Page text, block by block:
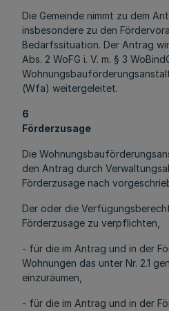
Die Gemeinde nimmt zu dem
insbesondere zu den
Bedarfssituation. Der Antrag
Abs. 2 WoFG i. V. m. § 3
(Wfa) weitergeleitet.
6
Förderzusage
Die
den Antrag durch
Förderzusage nach
Der oder die
Förderzusage zu verpflichten,
- für die im Antrag und in der
Wohnungen das unter Nr. 2.1
einzuräumen,
- für die im Antrag und in der